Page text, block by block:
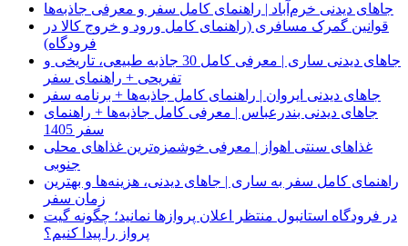
جاهای دیدنی خرم‌آباد | راهنمای کامل سفر و معرفی جاذبه‌ها
قوانین گمرک مسافری (راهنمای کامل ورود و خروج کالا در
فرودگاه)
جاهای دیدنی ساری | معرفی کامل 30 جاذبه طبیعی، تاریخی و
تفریحی + راهنمای سفر
جاهای دیدنی ایروان | راهنمای کامل جاذبه‌ها + برنامه سفر
جاهای دیدنی بندرعباس | معرفی کامل جاذبه‌ها + راهنمای
سفر 1405
غذاهای سنتی اهواز | معرفی خوشمزه‌ترین غذاهای محلی
جنوبی
راهنمای کامل سفر به ساری | جاهای دیدنی، هزینه‌ها و بهترین
زمان سفر
در فرودگاه استانبول منتظر اعلان پروازها نمانید؛ چگونه گیت
پرواز را پیدا کنیم؟